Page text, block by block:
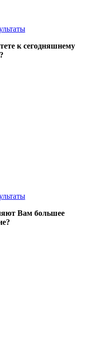
к сегодняшнему
Вам большее